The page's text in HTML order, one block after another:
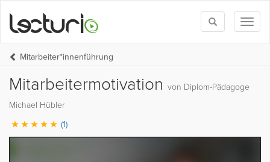
Toggle
search
Mitarbeiter*innenführung
Mitarbeitermotivation von Diplom-Pädagoge
Michael Hübler
(1)